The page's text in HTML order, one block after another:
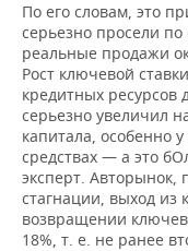
По его словам, это
серьезно просели
реальные продажи
Рост ключевой
кредитных ресурсов
серьезно увеличил
капитала, особенно
средствах — а это
эксперт. Авторынок,
стагнации, выход из
возвращении
18%, т. е. не ранее